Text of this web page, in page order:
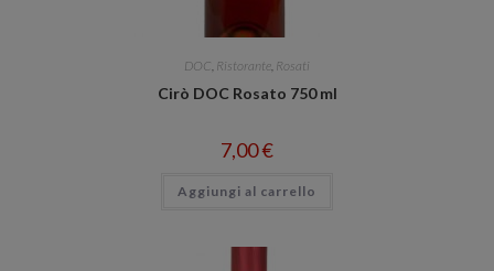
DOC, Ristorante, Rosati
Cirò DOC Rosato 750 ml
7,00€
Aggiungi al carrello